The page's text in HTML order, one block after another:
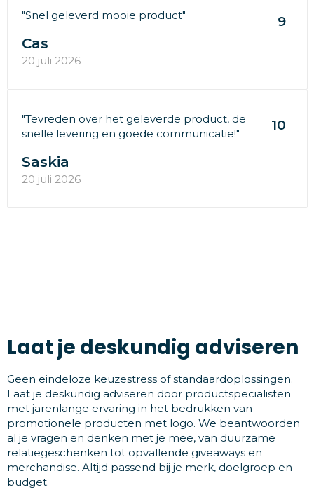
"Snel geleverd mooie product" 9
Cas
20 juli 2026
"Tevreden over het geleverde product, de
snelle levering en goede communicatie!"
10
Saskia
20 juli 2026
Laat je deskundig adviseren
Geen eindeloze keuzestress of standaardoplossingen.
Laat je deskundig adviseren door productspecialisten
met jarenlange ervaring in het bedrukken van
promotionele producten met logo. We beantwoorden
al je vragen en denken met je mee, van duurzame
relatiegeschenken tot opvallende giveaways en
merchandise. Altijd passend bij je merk, doelgroep en
budget.